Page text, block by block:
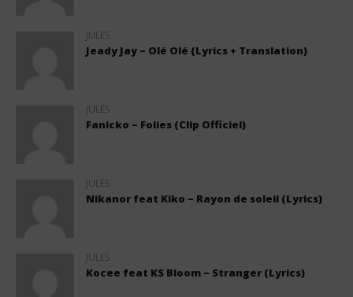
JULES
Jeady Jay – Olé Olé (Lyrics + Translation)
JULES
Fanicko – Folies (Clip Officiel)
JULES
Nikanor feat Kiko – Rayon de soleil (Lyrics)
JULES
Kocee feat KS Bloom – Stranger (Lyrics)